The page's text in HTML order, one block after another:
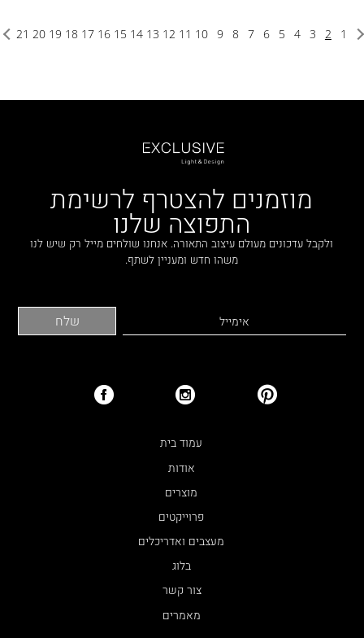
1
2
3
4
5
6
7
8
9
10
11
12
13
14
15
16
17
18
19
20
21
מוזמנים להצטרף לרשימת
התפוצה שלנו
ולקבל עדכונים מעולם עיצוב התאורה. אנחנו שולחים מייל רק שיש לנו
משהו חדש ומעניין לשתף.
עמוד בית
אודות
מוצרים
פרוייקטים
מעצבים ואדריכלים
בלוג
צור קשר
מאמרים